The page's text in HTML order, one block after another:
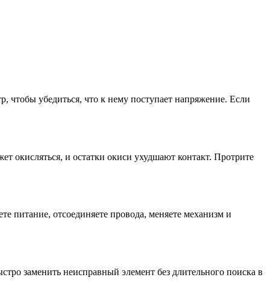
чтобы убедиться, что к нему поступает напряжение. Если
окисляться, и остатки окиси ухудшают контакт. Протрите
питание, отсоединяете провода, меняете механизм и
заменить неисправный элемент без длительного поиска в